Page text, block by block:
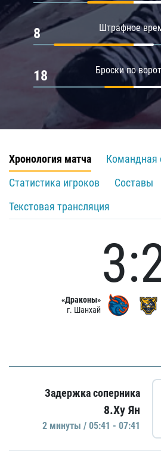
Штрафное
8
Броски по
18
Хронология матча
Командная
Статистика игроков
Составы
Текстовая трансляция
«Драконы»
г. Шанхай
Задержка соперника
8.Ху Ян
2 минуты / 05:41 - 07:41